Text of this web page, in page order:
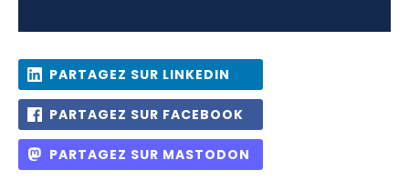
PARTAGEZ SUR LINKEDIN
PARTAGEZ SUR FACEBOOK
PARTAGEZ SUR MASTODON